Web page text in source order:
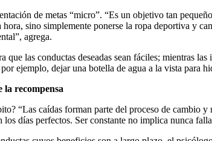
de metas “micro”. “Es un objetivo tan
sino simplemente ponerse la ropa deportiva y
agrega.
que las conductas deseadas sean fáciles; mientras
ejemplo, dejar una botella de agua a la vista para
la recompensa
“Las caídas forman parte del proceso de
días perfectos. Ser constante no implica nunca